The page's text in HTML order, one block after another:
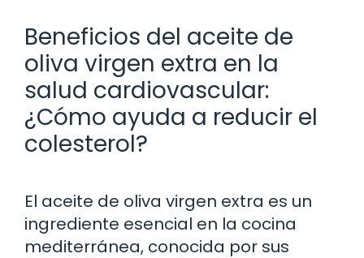
Beneficios del aceite de
oliva virgen extra en la
salud cardiovascular:
¿Cómo ayuda a reducir el
colesterol?
El aceite de oliva virgen extra es un
ingrediente esencial en la cocina
mediterránea, conocida por sus